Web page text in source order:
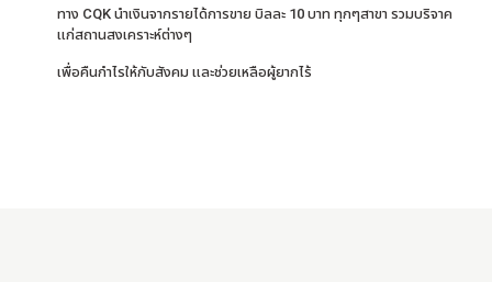
ทาง CQK นำเงินจากรายได้การขาย บิลละ 10 บาท ทุกๆสาขา รวมบริจาค
แก่สถานสงเคราะห์ต่างๆ
เพื่อคืนกำไรให้กับสังคม และช่วยเหลือผู้ยากไร้